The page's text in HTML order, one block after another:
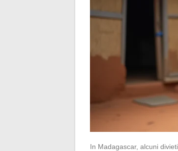
In Madagascar, alcuni